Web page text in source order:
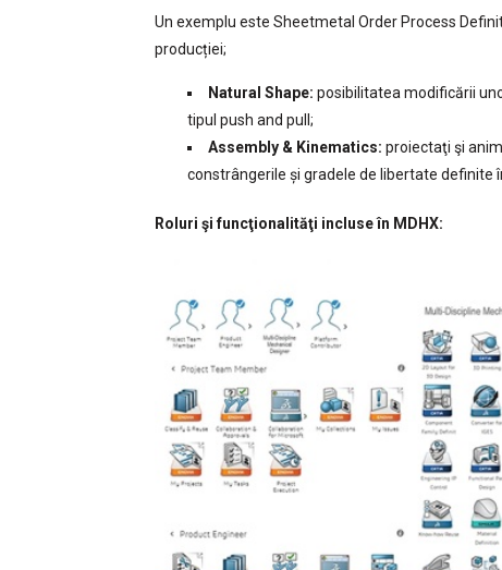
Un exemplu este Sheetmetal Order Process
producției;
Natural Shape: posibilitatea modificării
tipul push and pull;
Assembly & Kinematics: proiectaţi şi
constrângerile și gradele de libertate definite
Roluri şi funcţionalităţi incluse în MDHX: